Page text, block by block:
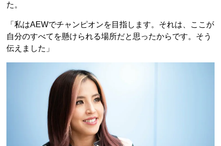
た。
「私はAEWでチャンピオンを目指します。それは、ここが
自分のすべてを懸けられる場所だと思ったからです。そう
伝えました」